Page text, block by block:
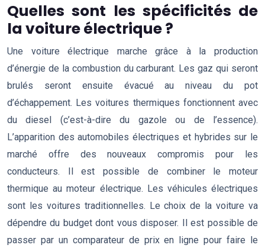
Quelles sont les spécificités de
la voiture électrique ?
Une voiture électrique marche grâce à la production
d’énergie de la combustion du carburant. Les gaz qui seront
brulés seront ensuite évacué au niveau du pot
d’échappement. Les voitures thermiques fonctionnent avec
du diesel (c’est-à-dire du gazole ou de l’essence).
L’apparition des automobiles électriques et hybrides sur le
marché offre des nouveaux compromis pour les
conducteurs. Il est possible de combiner le moteur
thermique au moteur électrique. Les véhicules électriques
sont les voitures traditionnelles. Le choix de la voiture va
dépendre du budget dont vous disposer. Il est possible de
passer par un comparateur de prix en ligne pour faire le